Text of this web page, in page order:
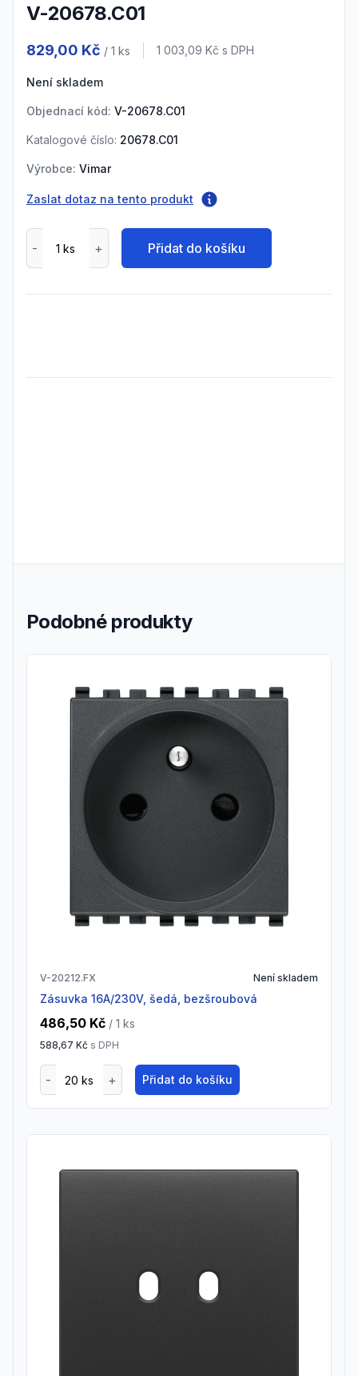
V-20678.C01
829,00 Kč / 1 ks Cena s DPH
1 003,09 Kč s DPH
Není skladem
Objednací kód: V-20678.C01
Katalogové číslo: 20678.C01
Výrobce: Vimar
Zaslat dotaz na tento produkt
Přidat do košíku
Podobné produkty
V-20212.FX Není skladem
zásuvka 16A/230V, šedá, bezšroubová
486,50 Kč / 1 ks
588,67 Kč s DPH
Přidat do košíku